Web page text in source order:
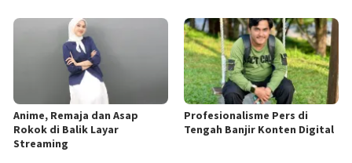
Anime, Remaja dan Asap
Rokok di Balik Layar
Streaming
Profesionalisme Pers di
Tengah Banjir Konten Digital